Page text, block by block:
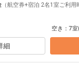
約！フライトマイル50%貯
などの追加（同時予約）が
のお申込みについては、下
ホテルへお問い合わせくだ
（航空券+宿泊 2名1室ご利用
空き： 7室
細